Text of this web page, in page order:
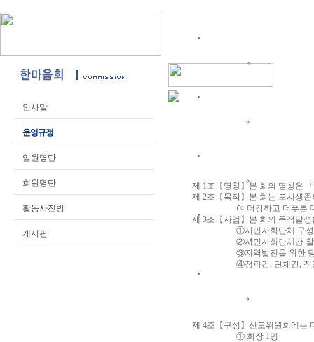
인사말
2025 실적
청장년회
인사말 운
인사말
운영규정
임원명단
회원명단
활동사진방
게시판
제 1조【명칭】본 회의 명칭은
제 2조【목적】본 회는 도시생
여 더강하고 더푸른 대전
제 3조【사업】본 회의 목적달
①시민사회단체 구성원의
②시민사회단체간 활발한
③지역발전을 위한 당면
④정파간, 단체간, 직업간
제 4조【구성】선도위원회에는
① 회장 1명